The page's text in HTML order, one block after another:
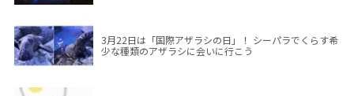
3月22日は「国際アザラシの日」！ シーパラでくらす希
少な種類のアザラシに会いに行こう